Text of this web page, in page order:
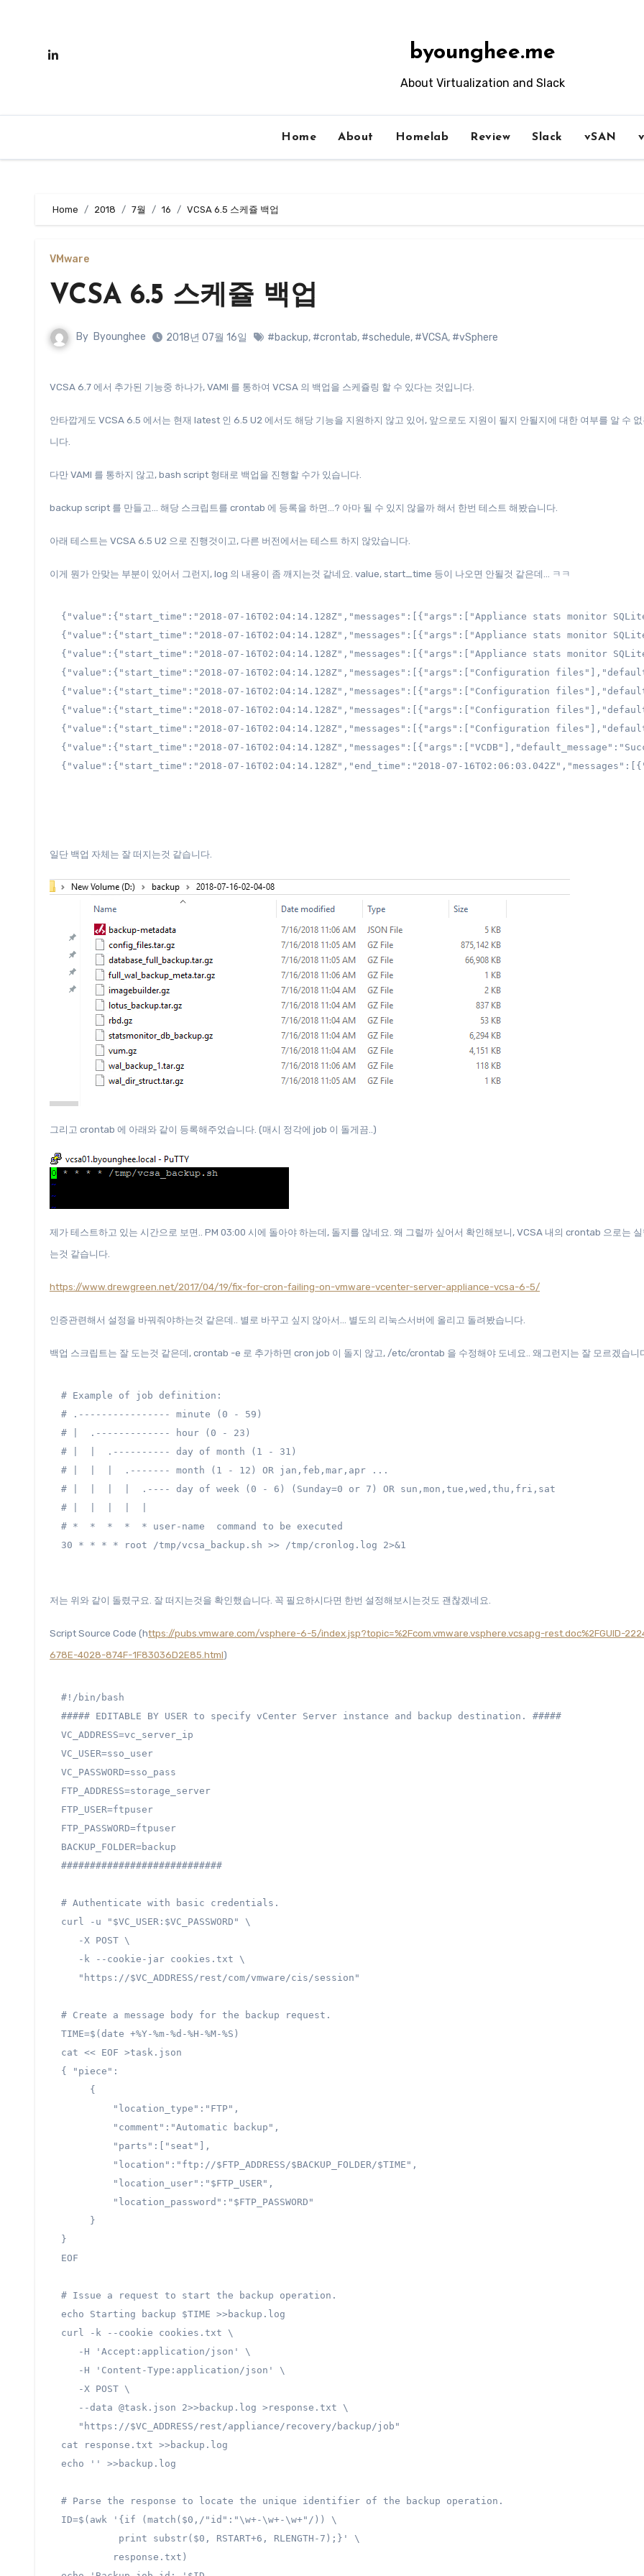
byounghee.me
About Virtualization and Slack
Home About Homelab Review Slack vSAN
Home 2018 7월 16 VCSA 6.5 스케쥴 백업
VMware
VCSA 6.5 스케쥴 백업
By Byounghee 2018년 07월 16일 #backup, #crontab, #schedule, #VCSA, #vSphere
VCSA 6.7 에서 추가된 기능중 하나가, VAMI 를 통하여 VCSA 의 백업을 스케쥴링 할 수 있다는 것입니다.
안타깝게도 VCSA 6.5 에서는 현재 latest 인 6.5 U2 에서도 해당 기능을 지원하지 않고 있어, 앞으로도 지원이 될지 안될지에 대한 여부를 알 수 없
니다.
다만 VAMI 를 통하지 않고, bash script 형태로 백업을 진행할 수가 있습니다.
backup script 를 만들고… 해당 스크립트를 crontab 에 등록을 하면…? 아마 될 수 있지 않을까 해서 한번 테스트 해봤습니다.
아래 테스트는 VCSA 6.5 U2 으로 진행것이고, 다른 버전에서는 테스트 하지 않았습니다.
이게 뭔가 안맞는 부분이 있어서 그런지, log 의 내용이 좀 깨지는것 같네요. value, start_time 등이 나오면 안될것 같은데… ㅋㅋ
{"value":{"start_time":"2018-07-16T02:04:14.128Z","messages":[{"args":["Appliance stats monitor
{"value":{"start_time":"2018-07-16T02:04:14.128Z","messages":[{"args":["Appliance stats monitor
{"value":{"start_time":"2018-07-16T02:04:14.128Z","messages":[{"args":["Appliance stats monitor
{"value":{"start_time":"2018-07-16T02:04:14.128Z","messages":[{"args":["Configuration
{"value":{"start_time":"2018-07-16T02:04:14.128Z","messages":[{"args":["Configuration
{"value":{"start_time":"2018-07-16T02:04:14.128Z","messages":[{"args":["Configuration
{"value":{"start_time":"2018-07-16T02:04:14.128Z","messages":[{"args":["Configuration
{"value":{"start_time":"2018-07-
일단 백업 자체는 잘 떠지는것 같습니다.
그리고 crontab 에 아래와 같이 등록해주었습니다. (매시 정각에 job 이 돌게끔..)
제가 테스트하고 있는 시간으로 보면.. PM 03:00 시에 돌아야 하는데, 돌지를 않네요. 왜 그럴까 싶어서 확인해보니, VCSA 내의 crontab 으로는 실
는것 같습니다.
https://www.drewgreen.net/2017/04/19/fix-for-cron-failing-on-vmware-vcenter-server-appliance-vcsa-6-5/
인증관련해서 설정을 바꿔줘야하는것 같은데.. 별로 바꾸고 싶지 않아서… 별도의 리눅스서버에 올리고 돌려봤습니다.
백업 스크립트는 잘 도는것 같은데, crontab -e 로 추가하면 cron job 이 돌지 않고, /etc/crontab 을 수정해야 도네요.. 왜그런지는 잘 모르겠습니
# Example of job definition:
# .---------------- minute (0 - 59)
# |  .------------- hour (0 - 23)
# |  |  .---------- day of month (1 - 31)
# |  |  |  .------- month (1 - 12) OR jan,feb,mar,apr ...
# |  |  |  |  .---- day of week (0 - 6) (Sunday=0 or 7) OR sun,mon,tue,wed,thu,fri,sat
# |  |  |  |  |
# *  *  *  *  * user-name  command to be executed
30 * * * * root /tmp/vcsa_backup.sh >> /tmp/cronlog.log 2>&1
저는 위와 같이 돌렸구요. 잘 떠지는것을 확인했습니다. 꼭 필요하시다면 한번 설정해보시는것도 괜찮겠네요.
Script Source Code (https://pubs.vmware.com/vsphere-6-5/index.jsp?topic=%2Fcom.vmware.vsphere.vcsapg-rest.doc%2FGUID-
678E-4028-874F-1F83036D2E85.html)
#!/bin/bash
##### EDITABLE BY USER to specify vCenter Server instance and backup destination. #####
VC_ADDRESS=vc_server_ip
VC_USER=sso_user
VC_PASSWORD=sso_pass
FTP_ADDRESS=storage_server
FTP_USER=ftpuser
FTP_PASSWORD=ftpuser
BACKUP_FOLDER=backup
############################
# Authenticate with basic credentials.
curl -u "$VC_USER:$VC_PASSWORD" \
   -X POST \
   -k --cookie-jar cookies.txt \
   "https://$VC_ADDRESS/rest/com/vmware/cis/session"
# Create a message body for the backup request.
TIME=$(date +%Y-%m-%d-%H-%M-%S)
cat << EOF >task.json
{ "piece":
     {
         "location_type":"FTP",
         "comment":"Automatic backup",
         "parts":["seat"],
         "location":"ftp://$FTP_ADDRESS/$BACKUP_FOLDER/$TIME",
         "location_user":"$FTP_USER",
         "location_password":"$FTP_PASSWORD"
     }
}
EOF
# Issue a request to start the backup operation.
echo Starting backup $TIME >>backup.log
curl -k --cookie cookies.txt \
   -H 'Accept:application/json' \
   -H 'Content-Type:application/json' \
   -X POST \
   --data @task.json 2>>backup.log >response.txt \
   "https://$VC_ADDRESS/rest/appliance/recovery/backup/job"
cat response.txt >>backup.log
echo '' >>backup.log
# Parse the response to locate the unique identifier of the backup operation.
ID=$(awk '{if (match($0,/"id":"\w+-\w+-\w+"/)) \
          print substr($0, RSTART+6, RLENGTH-7);}' \
         response.txt)